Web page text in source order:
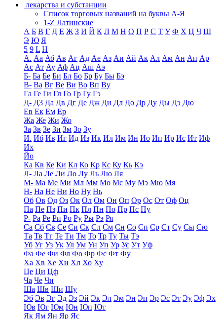
лекарства и субстанции
Список торговых названий на буквы А-Я
1-Z Латинские
А Б В Г Д Е Ж З И Й К Л М Н О П Р С Т У Ф Х Ц Ч Ш
Э Ю Я
5 9 L H
А. Аа Аб Ав Аг Ад Ае Аз Аи Ай Ак Ал Ам Ан Ап Ар
Ас Ат Ау Аф Ац Аш Аэ
Б- Ба Бе Би Бл Бо Бр Бу Бы Бэ
В- Ва Вг Ве Ви Во Вп Ву
Га Ге Ги Гл Го Гр Гу Гэ
Д- Д3 Да Дв Дг Де Дж Ди Дл До Др Ду Ды Дэ Дю
Ев Ек Ем Ер
Жа Же Жи Жо
За Зв Зе Зи Зм Зо Зу
И. Иб Ив Иг Ид Из Ик Ил Им Ин Ио Ип Ир Ис Ит Иф
Их
Йо
Ка Кв Ке Ки Кл Ко Кр Кс Ку Кь Кэ
Л- Ла Ле Ли Ло Лу Ль Лю Ля
М- Ма Ме Ми Мл Мм Мо Мс Му Мэ Мю Мя
Н- На Не Ни Но Ну Нь
Об Ов Од Оз Ок Ол Ом Он Оп Ор Ос От Оф Оц
Па Пе Пз Пи Пк Пл Пн По Пр Пс Пу
Р- Ра Ре Ри Ро Ру Ры Рэ Ря
Са Сб Св Се Си Ск Сл См Сн Со Сп Ср Ст Су Сы Сю
Та Тв Тг Те Ти Тм То Тр Ту Ты Тэ
Уб Уг Уз Ук Ул Ум Ун Уп Ур Ус Ут Уф
Фа Фе Фи Фл Фо Фр Фс Фт Фу
Ха Хв Хе Хи Хл Хо Ху
Це Ци Цф
Ча Че Чи
Ша Шв Ши Шу
Эб Эв Эг Эд Эз Эй Эк Эл Эм Эн Эп Эр Эс Эт Эу Эф Эх
Юв Юг Юм Юн Юп Ют
Як Ям Ян Яр Яс